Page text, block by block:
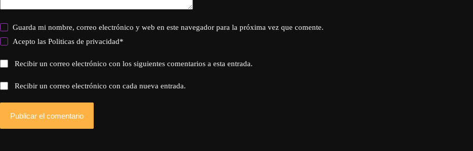
Guarda mi nombre, correo electrónico y web en este navegador para la próxima vez que comente.
Acepto lasPoliticas de privacidad*
Recibir un correo electrónico con los siguientes comentarios a esta entrada.
Recibir un correo electrónico con cada nueva entrada.
Publicar el comentario